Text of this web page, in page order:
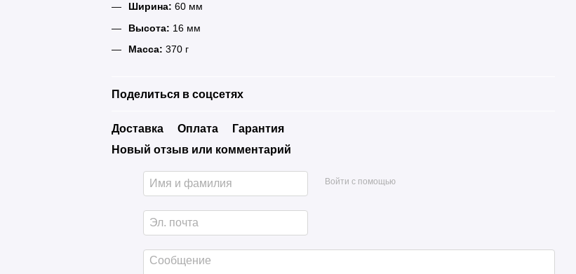
Ширина: 60 мм
Высота: 16 мм
Масса: 370 г
Поделиться в соцсетях
Доставка Оплата
Гарантия
Новый отзыв или комментарий
Войти с помощью